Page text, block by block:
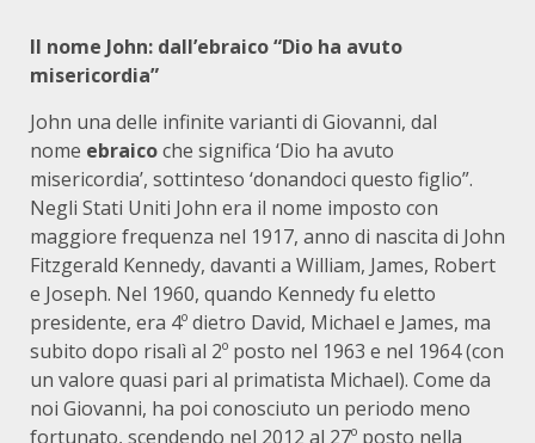
Il nome John: dall’ebraico “Dio ha avuto
misericordia”
John una delle infinite varianti di Giovanni, dal
nome ebraicoche significa ‘Dio ha avuto
misericordia’, sottinteso ‘donandoci questo figlio”.
Negli Stati Uniti John era il nome imposto con
maggiore frequenza nel 1917, anno di nascita di John
Fitzgerald Kennedy, davanti a William, James, Robert
e Joseph. Nel 1960, quando Kennedy fu eletto
presidente, era 4º dietro David, Michael e James, ma
subito dopo risalì al 2º posto nel 1963 e nel 1964 (con
un valore quasi pari al primatista Michael). Come da
noi Giovanni, ha poi conosciuto un periodo meno
fortunato, scendendo nel 2012 al 27º posto nella